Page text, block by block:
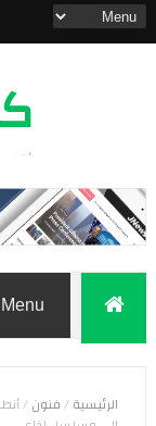
أخبار
الرئيسية/فنون/